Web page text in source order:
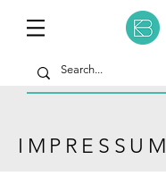
IMPRESSUM